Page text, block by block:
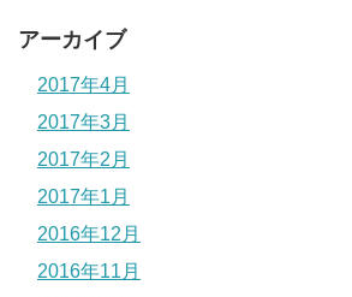
アーカイブ
2017年4月
2017年3月
2017年2月
2017年1月
2016年12月
2016年11月